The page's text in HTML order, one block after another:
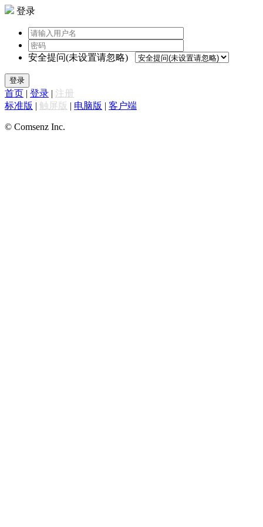
登录
安全提问(未设置请忽略)
登录
首页 | 登录 | 注册
标准版 | 触屏版 | 电脑版 | 客户端
© Comsenz Inc.